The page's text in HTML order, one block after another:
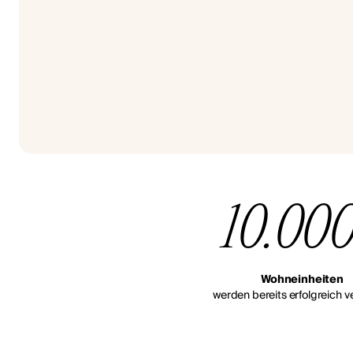
Wohneinheiten
werden bereits erfolgreich